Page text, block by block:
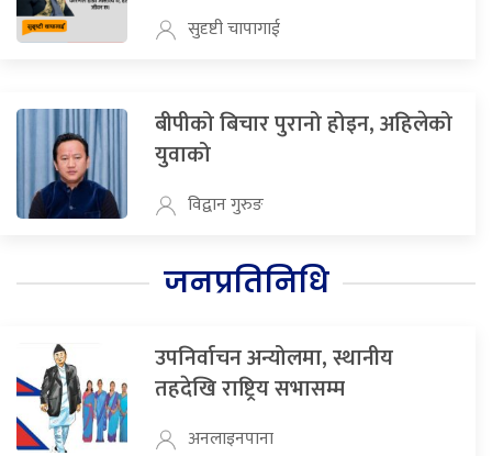
सुदृष्टी चापागाई
बीपीको बिचार पुरानो होइन, अहिलेको
युवाको
विद्वान गुरुङ
जनप्रतिनिधि
उपनिर्वाचन अन्योलमा, स्थानीय
तहदेखि राष्ट्रिय सभासम्म
अनलाइनपाना